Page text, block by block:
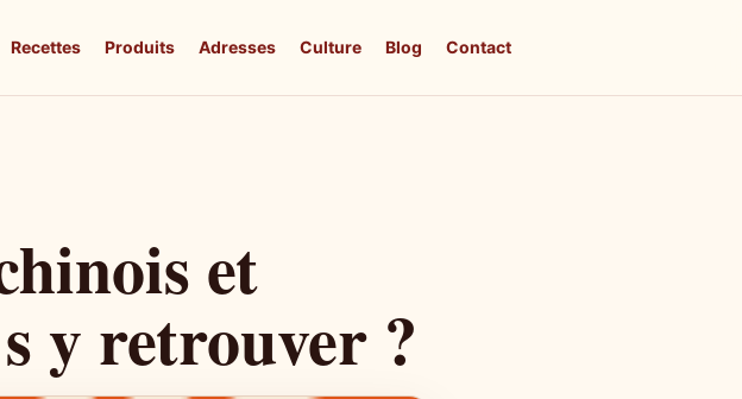
Recettes Produits Adresses Culture Blog Contact
et
y retrouver ?